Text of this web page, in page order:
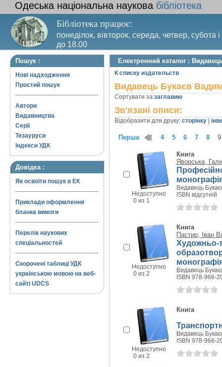
Одеська національна наукова бібліотека
Бібліотека працює:
понеділок, вівторок, середа, четвер, субота
до 18.00
Вихідний день – п’ятниця. Останній четвер
Пошук :
Нові надходження
Простий пошук
Автори
Видавництва
Серії
Тезауруси
Індекси УДК
Довідка :
Як освоїти пошук в ЕК
Приклади оформлення
бланка вимоги
Перелік наукових
спеціальностей
Скорочені таблиці УДК
українською мовою на веб-
сайті UDCS
Електронний каталог :
К списку издательств
Видавець Букаєв
Сортувати за:заглавию
Зв'язані описи:
Відобразити для друку: сторінку
Перша
1 2 3 4 5 6 7 8 9
Недоступно
0 из 1
Книга
Яворська,
Видавець
ISBN відсутній
Недоступно
0 из 2
Книга
Пастир, Іван
Художньо-
Видавець
ISBN 978-966-
Недоступно
0 из 2
Книга
Видавець
ISBN 978-966-